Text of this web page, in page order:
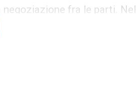
negoziazione fra le parti. Nel
cercare di trovare un quadro